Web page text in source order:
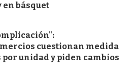
en básquet
cuestionan medida
unidad y piden cambios